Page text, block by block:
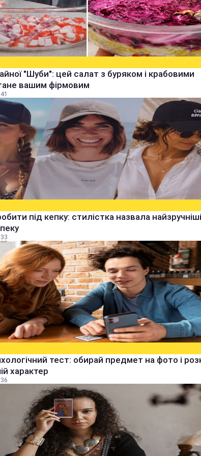
"Шуби": цей салат з буряком і крабовими
вашим фірмовим
під кепку: стилістка назвала
тест: обирай предмет на фото і
характер